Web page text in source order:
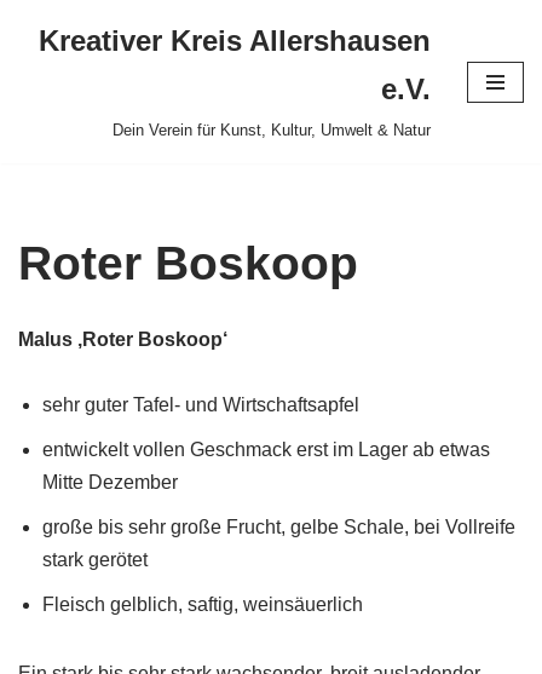
Kreativer Kreis Allershausen
e.V.
Dein Verein für Kunst, Kultur, Umwelt & Natur
Roter Boskoop
Malus ‚Roter Boskoop‘
sehr guter Tafel- und Wirtschaftsapfel
entwickelt vollen Geschmack erst im Lager ab etwas
Mitte Dezember
große bis sehr große Frucht, gelbe Schale, bei Vollreife
stark gerötet
Fleisch gelblich, saftig, weinsäuerlich